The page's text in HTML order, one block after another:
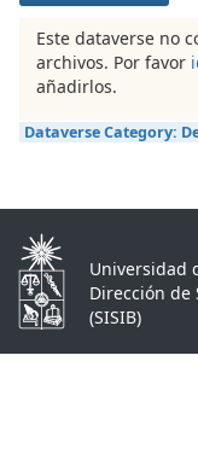
Este dataverse no
archivos. Por favor
añadirlos.
Dataverse Category:
Universidad
Dirección de
(SISIB)